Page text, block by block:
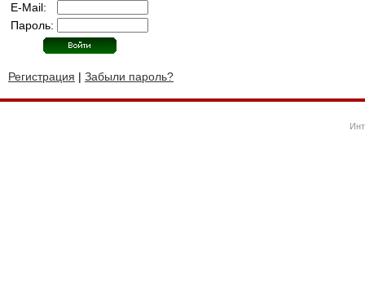
E-Mail:
Пароль:
Регистрация | Забыли пароль?